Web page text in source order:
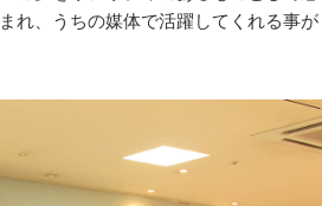
れ、うちの媒体で活躍してくれる事が